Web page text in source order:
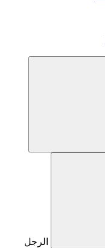
الرجل